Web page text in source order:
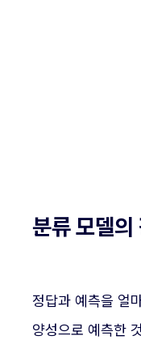
분류 모델의
정답과 예측을 얼
양성으로 예측한